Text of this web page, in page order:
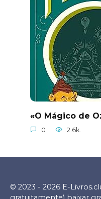
«O Mágico de
0 2.6k.
© 2023 - 2026 E-